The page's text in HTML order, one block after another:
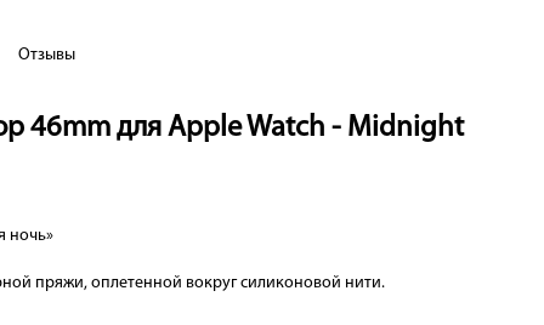
Отзывы
46mm для Apple Watch - Midnight
ночь»
пряжи, оплетенной вокруг силиконовой нити.